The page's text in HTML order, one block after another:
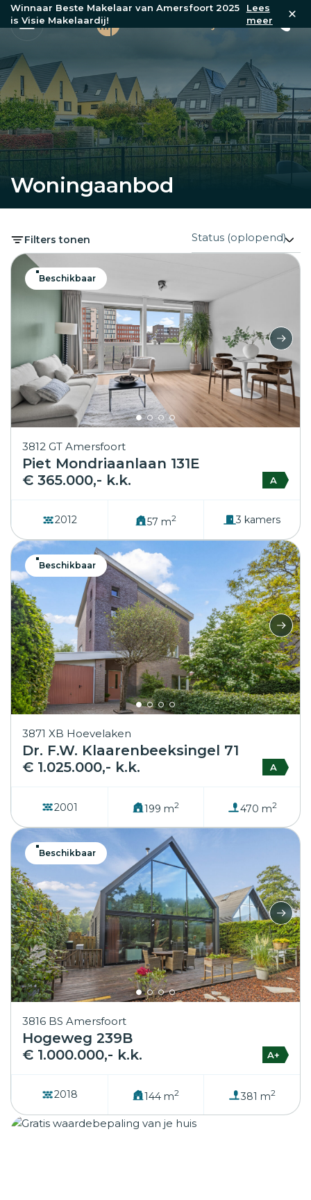
Winnaar Beste Makelaar van Amersfoort 2025
is Visie Makelaardij!
Lees
meer
Woningaanbod
Filters tonen
3812 GT Amersfoort
Piet Mondriaanlaan 131E
€ 365.000,- k.k.
A
2012 57 m2 3 kamers
Beschikbaar
3871 XB Hoevelaken
Dr. F.W. Klaarenbeeksingel 71
€ 1.025.000,- k.k.
A
2001 199 m2 470 m2
Beschikbaar
3816 BS Amersfoort
Hogeweg 239B
€ 1.000.000,- k.k.
A+
2018 144 m2 381 m2
Beschikbaar